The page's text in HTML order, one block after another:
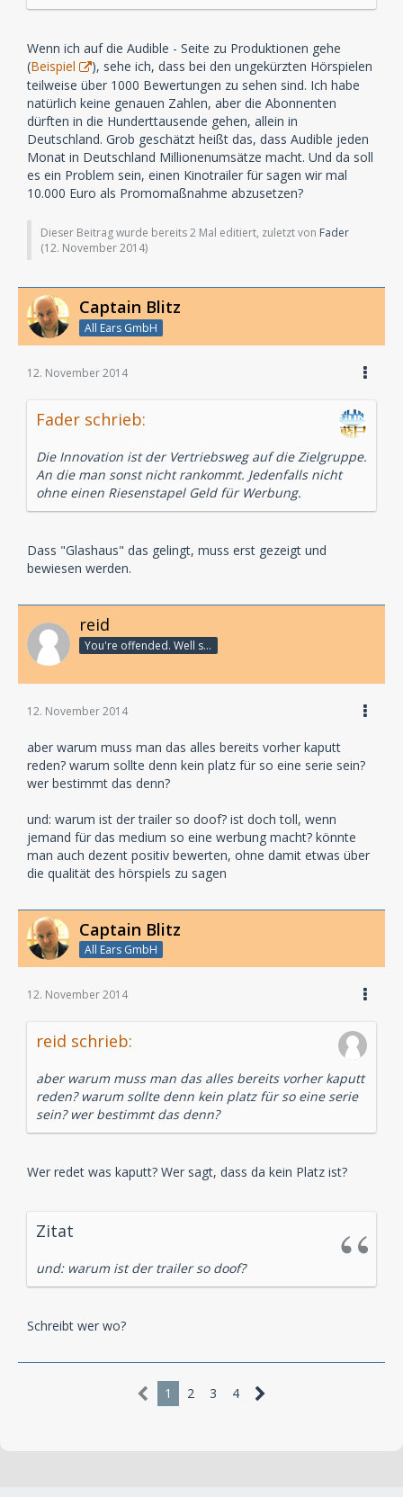
Wenn ich auf die Audible - Seite zu Produktionen gehe
(Beispiel
), sehe ich, dass bei den ungekürzten Hörspielen
teilweise über 1000 Bewertungen zu sehen sind. Ich habe
natürlich keine genauen Zahlen, aber die Abonnenten
dürften in die Hunderttausende gehen, allein in
Deutschland. Grob geschätzt heißt das, dass Audible jeden
Monat in Deutschland Millionenumsätze macht. Und da soll
es ein Problem sein, einen Kinotrailer für sagen wir mal
10.000 Euro als Promomaßnahme abzusetzen?
Dieser Beitrag wurde bereits 2 Mal editiert, zuletzt von Fader
(12. November 2014)
Captain Blitz
All Ears GmbH
12. November 2014
Fader schrieb:
Die Innovation ist der Vertriebsweg auf die Zielgruppe.
An die man sonst nicht rankommt. Jedenfalls nicht
ohne einen Riesenstapel Geld für Werbung.
Dass "Glashaus" das gelingt, muss erst gezeigt und
bewiesen werden.
reid
You're offended. Well so fucking what?
12. November 2014
aber warum muss man das alles bereits vorher kaputt
reden? warum sollte denn kein platz für so eine serie sein?
wer bestimmt das denn?
und: warum ist der trailer so doof? ist doch toll, wenn
jemand für das medium so eine werbung macht? könnte
man auch dezent positiv bewerten, ohne damit etwas über
die qualität des hörspiels zu sagen
Captain Blitz
All Ears GmbH
12. November 2014
reid schrieb:
aber warum muss man das alles bereits vorher kaputt
reden? warum sollte denn kein platz für so eine serie
sein? wer bestimmt das denn?
Wer redet was kaputt? Wer sagt, dass da kein Platz ist?
Zitat
und: warum ist der trailer so doof?
Schreibt wer wo?
1 2 3 4